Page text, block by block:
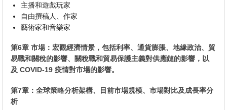
主播和遊戲玩家
自由撰稿人、作家
藝術家和音樂家
第6章 市場：宏觀經濟情景，包括利率、通貨膨脹、地緣政治、貿
易戰和關稅的影響、關稅戰和貿易保護主義對供應鏈的影響，以
及 COVID-19 疫情對市場的影響。
第7章：全球策略分析架構、目前市場規模、市場對比及成長率分
析